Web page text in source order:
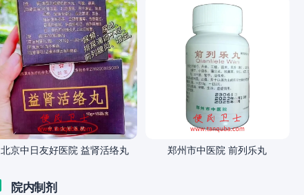
北京中日友好医院 益肾活络丸 郑州市中医院 前列乐丸
院内制剂